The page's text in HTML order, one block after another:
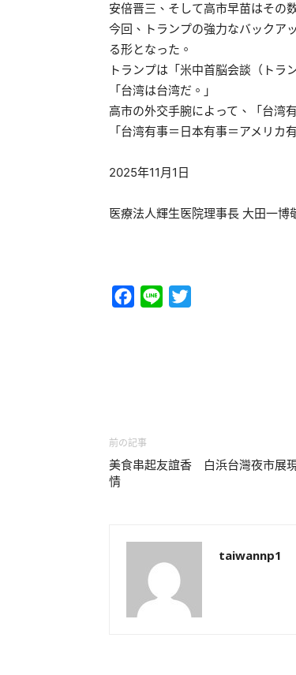
安倍晋三、そして高市早苗はその
今回、トランプの強力なバックア
る形となった。
トランプは「米中首脳会談（トラ
「台湾は台湾だ。」
高市の外交手腕によって、「台
「台湾有事＝日本有事＝アメリカ
2025年11月1日
医療法人輝生医院理事長 大田一博
Facebook
Line
前の記事
美食串起友誼香 白浜台灣夜市展
情
taiwannp1